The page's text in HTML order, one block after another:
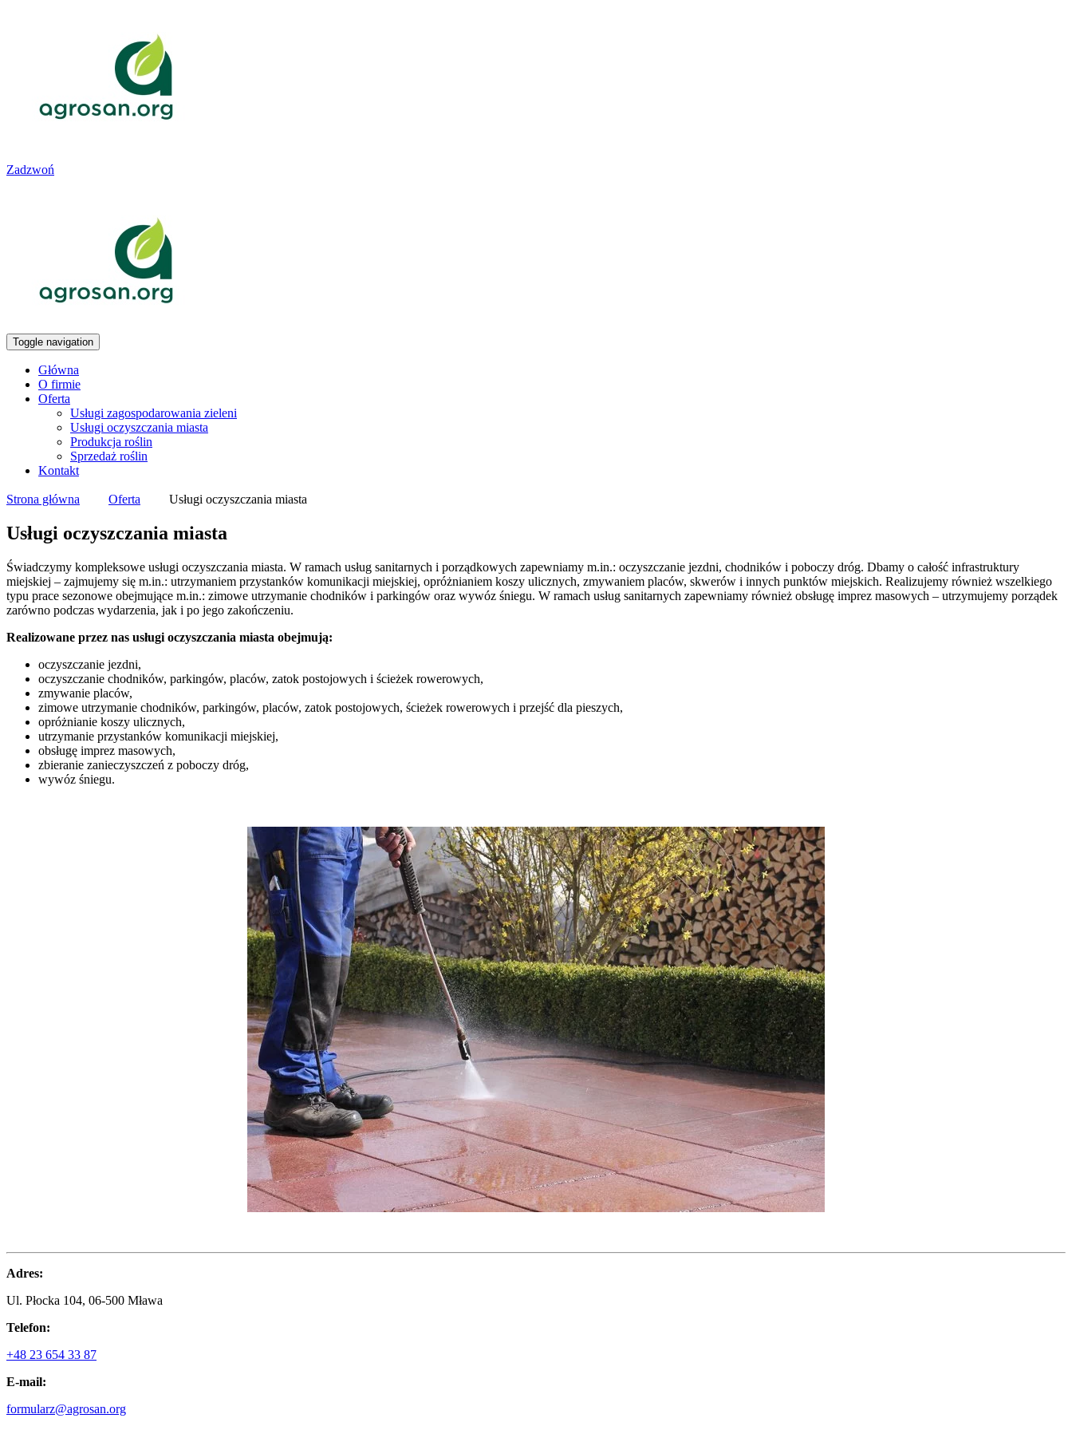
Zadzwoń
Toggle navigation
Główna
O firmie
Oferta
Usługi zagospodarowania zieleni
Usługi oczyszczania miasta
Produkcja roślin
Sprzedaż roślin
Kontakt
Strona główna Oferta Usługi oczyszczania miasta
Usługi oczyszczania miasta
Świadczymy kompleksowe usługi oczyszczania miasta. W ramach usług sanitarnych i porządkowych zapewniamy m.in.: oczyszczanie jezdni, chodników i poboczy dróg. Dbamy o całość infrastruktury
miejskiej – zajmujemy się m.in.: utrzymaniem przystanków komunikacji miejskiej, opróżnianiem koszy ulicznych, zmywaniem placów, skwerów i innych punktów miejskich. Realizujemy również wszelkiego
typu prace sezonowe obejmujące m.in.: zimowe utrzymanie chodników i parkingów oraz wywóz śniegu. W ramach usług sanitarnych zapewniamy również obsługę imprez masowych – utrzymujemy porządek
zarówno podczas wydarzenia, jak i po jego zakończeniu.
Realizowane przez nas usługi oczyszczania miasta obejmują:
oczyszczanie jezdni,
oczyszczanie chodników, parkingów, placów, zatok postojowych i ścieżek rowerowych,
zmywanie placów,
zimowe utrzymanie chodników, parkingów, placów, zatok postojowych, ścieżek rowerowych i przejść dla pieszych,
opróżnianie koszy ulicznych,
utrzymanie przystanków komunikacji miejskiej,
obsługę imprez masowych,
zbieranie zanieczyszczeń z poboczy dróg,
wywóz śniegu.
Adres:
Ul. Płocka 104, 06-500 Mława
Telefon:
+48 23 654 33 87
E-mail:
formularz@agrosan.org